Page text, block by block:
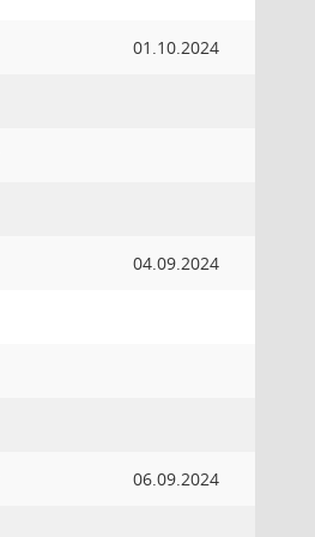
01.10.2024
04.09.2024
06.09.2024